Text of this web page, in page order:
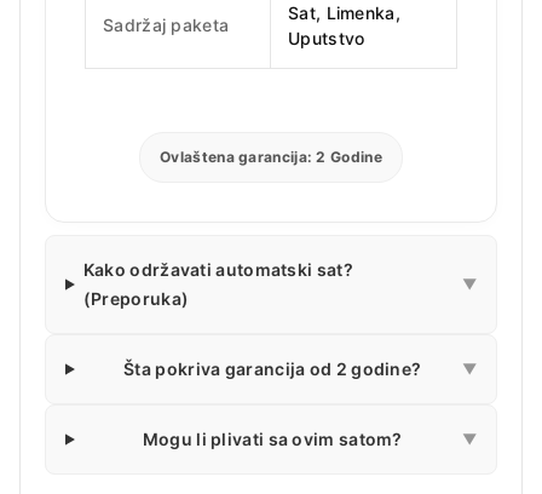
Sadržaj paketa
Sat, Limenka,
Uputstvo
Ovlaštena garancija: 2 Godine
Kako održavati automatski sat?
(Preporuka)
▼
Šta pokriva garancija od 2 godine? ▼
Mogu li plivati sa ovim satom? ▼